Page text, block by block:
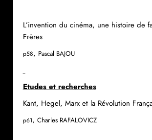
L’invention du cinéma, une histoire de
Frères
p58, Pascal BAJOU
Etudes et recherches
Kant, Hegel, Marx et la Révolution
p61, Charles RAFALOVICZ